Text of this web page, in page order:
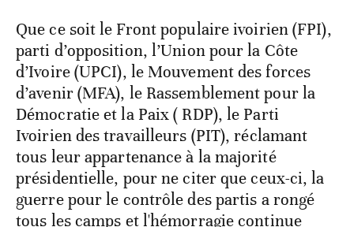
Que ce soit le Front populaire ivoirien (FPI),
parti d’opposition, l’Union pour la Côte
d’Ivoire (UPCI), le Mouvement des forces
d’avenir (MFA), le Rassemblement pour la
Démocratie et la Paix ( RDP), le Parti
Ivoirien des travailleurs (PIT), réclamant
tous leur appartenance à la majorité
présidentielle, pour ne citer que ceux-ci, la
guerre pour le contrôle des partis a rongé
tous les camps et l'hémorragie continue